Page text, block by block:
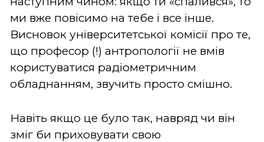
ми вже повісимо на тебе і все інше.
Висновок університетської комісії про те,
що професор (!) антропології не вмів
користуватися радіометричним
обладнанням, звучить просто смішно.
Навіть якщо це було так, навряд чи він
зміг би приховувати свою